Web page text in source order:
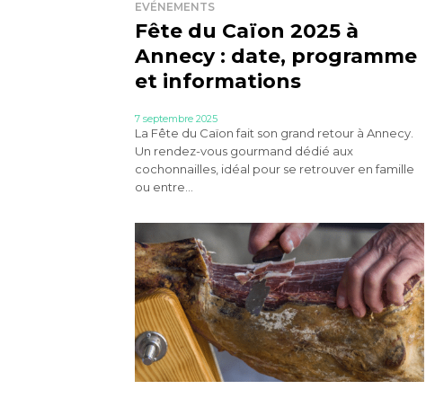
EVÉNEMENTS
Fête du Caïon 2025 à
Annecy : date, programme
et informations
7 septembre 2025
La Fête du Caïon fait son grand retour à Annecy.
Un rendez-vous gourmand dédié aux
cochonnailles, idéal pour se retrouver en famille
ou entre...